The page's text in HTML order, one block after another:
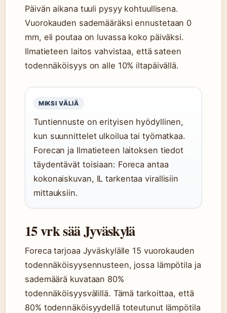
Päivän aikana tuuli pysyy kohtuullisena.
Vuorokauden sademääräksi ennustetaan 0
mm, eli poutaa on luvassa koko päiväksi.
Ilmatieteen laitos vahvistaa, että sateen
todennäköisyys on alle 10% iltapäivällä.
MIKSI VÄLIÄ
Tuntiennuste on erityisen hyödyllinen,
kun suunnittelet ulkoilua tai työmatkaa.
Forecan ja Ilmatieteen laitoksen tiedot
täydentävät toisiaan: Foreca antaa
kokonaiskuvan, IL tarkentaa virallisiin
mittauksiin.
15 vrk sää Jyväskylä
Foreca tarjoaa Jyväskylälle 15 vuorokauden
todennäköisyysennusteen, jossa lämpötila ja
sademäärä kuvataan 80%
todennäköisyysvälillä. Tämä tarkoittaa, että
80% todennäköisyydellä toteutunut lämpötila